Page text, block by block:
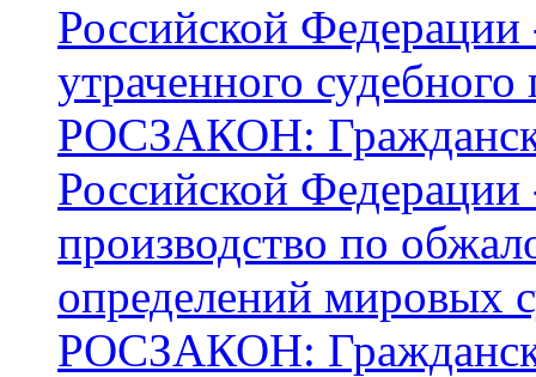
Российской Федерации
утраченного судебного
РОСЗАКОН:
Российской
производство по
определений мировых
РОСЗАКОН: